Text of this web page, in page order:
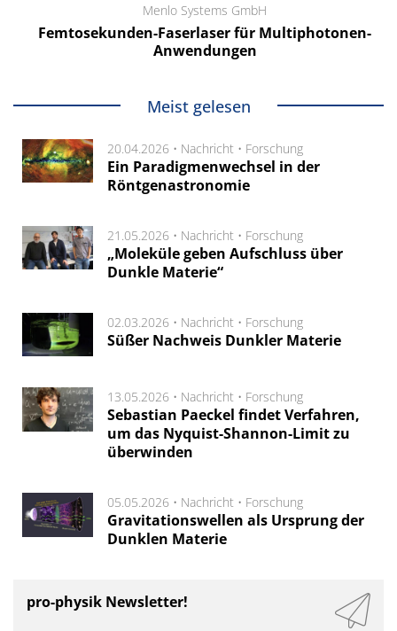
Menlo Systems GmbH
Femtosekunden-Faserlaser für Multiphotonen-
Anwendungen
Meist gelesen
20.04.2026 • Nachricht • Forschung
Ein Paradigmenwechsel in der
Röntgenastronomie
21.05.2026 • Nachricht • Forschung
„Moleküle geben Aufschluss über
Dunkle Materie“
02.03.2026 • Nachricht • Forschung
Süßer Nachweis Dunkler Materie
13.05.2026 • Nachricht • Forschung
Sebastian Paeckel findet Verfahren,
um das Nyquist-Shannon-Limit zu
überwinden
05.05.2026 • Nachricht • Forschung
Gravitationswellen als Ursprung der
Dunklen Materie
pro-physik Newsletter!